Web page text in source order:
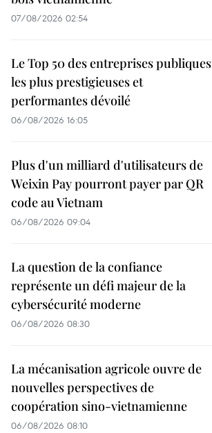
07/08/2026 02:54
Le Top 50 des entreprises publiques
les plus prestigieuses et
performantes dévoilé
06/08/2026 16:05
Plus d'un milliard d'utilisateurs de
Weixin Pay pourront payer par QR
code au Vietnam
06/08/2026 09:04
La question de la confiance
représente un défi majeur de la
cybersécurité moderne
06/08/2026 08:30
La mécanisation agricole ouvre de
nouvelles perspectives de
coopération sino-vietnamienne
06/08/2026 08:10